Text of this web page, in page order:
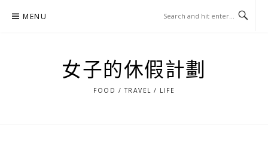
MENU
女子的休假計劃
FOOD / TRAVEL / LIFE